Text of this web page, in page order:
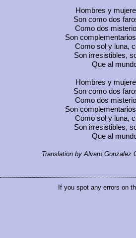
Hombres y
Son como dos
Como dos
Son
Como sol y luna,
Son irresistibles,
Que al
Hombres y
Son como dos
Como dos
Son
Como sol y luna,
Son irresistibles,
Que al
Translation by Alvaro Gonzalez
If you spot any errors on